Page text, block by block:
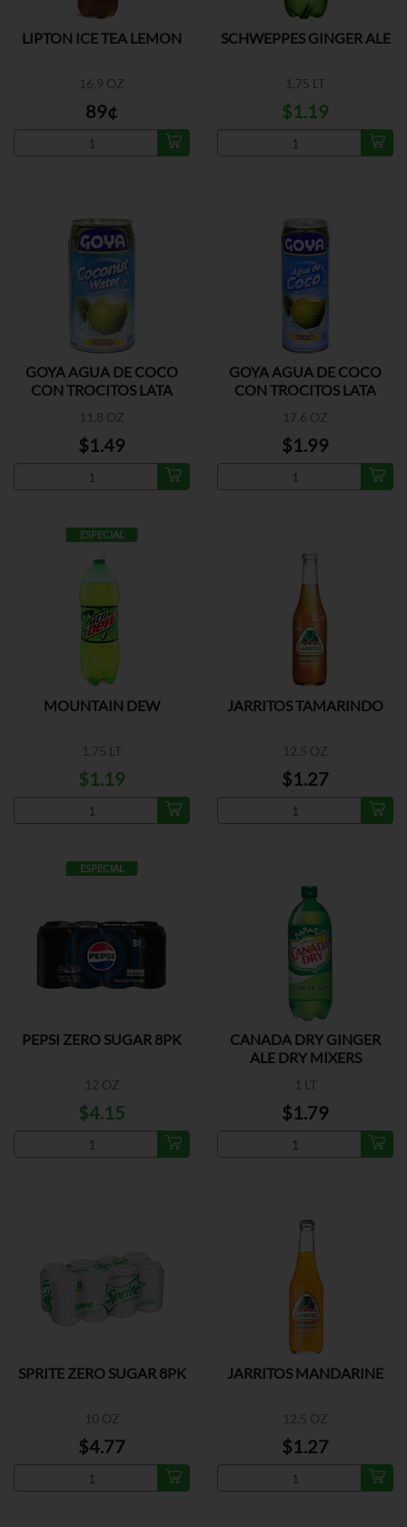
LIPTON ICE TEA LEMON
16.9 OZ
89¢
SCHWEPPES GINGER ALE
1.75 LT
$1.19
GOYA AGUA DE COCO
CON TROCITOS LATA
11.8 OZ
$1.49
GOYA AGUA DE COCO
CON TROCITOS LATA
17.6 OZ
$1.99
ESPECIAL
MOUNTAIN DEW
1.75 LT
$1.19
JARRITOS TAMARINDO
12.5 OZ
$1.27
ESPECIAL
PEPSI ZERO SUGAR 8PK
12 OZ
$4.15
CANADA DRY GINGER
ALE DRY MIXERS
1 LT
$1.79
SPRITE ZERO SUGAR 8PK
10 OZ
$4.77
JARRITOS MANDARINE
12.5 OZ
$1.27